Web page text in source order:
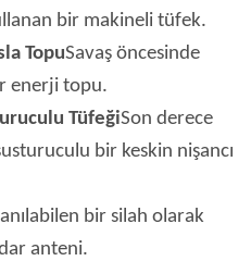
bir makineli tüfek.
TopuSavaş öncesinde
enerji topu.
TüfeğiSon derece
bir keskin nişancı
bir silah olarak
anteni.